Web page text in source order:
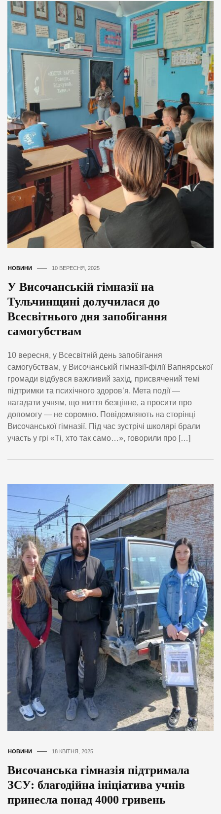
НОВИНИ 10 ВЕРЕСНЯ, 2025
У Височанській гімназії на
Тульчинщині долучилася до
Всесвітнього дня запобігання
самогубствам
10 вересня, у Всесвітній день запобігання
самогубствам, у Височанській гімназії-філії Вапнярської
громади відбувся важливий захід, присвячений темі
підтримки та психічного здоров’я. Мета події —
нагадати учням, що життя безцінне, а просити про
допомогу — не соромно. Повідомляють на сторінці
Височанської гімназії. Під час зустрічі школярі брали
участь у грі «Ті, хто так само…», говорили про […]
НОВИНИ 18 КВІТНЯ, 2025
Височанська гімназія підтримала
ЗСУ: благодійна ініціатива учнів
принесла понад 4000 гривень